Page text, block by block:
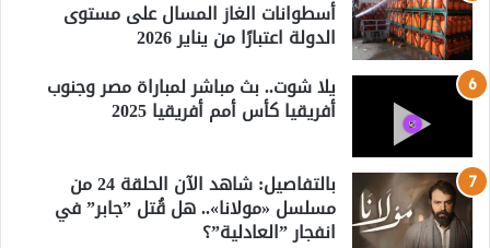
أسطوانات الغاز المسال على مستوى
الدولة اعتبارًا من يناير 2026
يلا شوت.. بث مباشر لمباراة مصر وجنوب
أفريقيا كأس أمم أفريقيا 2025
بالتفاصيل: شاهد الآن الحلقة 24 من
مسلسل «مولانا».. هل قُتل ”جابر” في
انفجار ”العادلية”؟